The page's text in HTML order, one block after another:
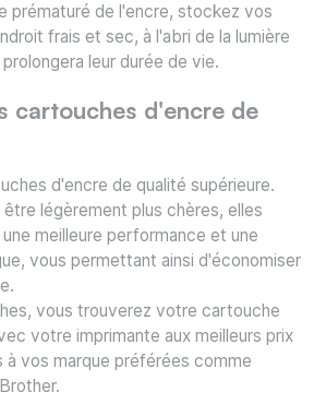
prématuré de l'encre, stockez vos
frais et sec, à l'abri de la lumière
leur durée de vie.
cartouches d'encre de
d'encre de qualité supérieure.
être légèrement plus chères, elles
meilleure performance et une
vous permettant ainsi d'économiser
vous trouverez votre cartouche
votre imprimante aux meilleurs prix
à vos marque préférées comme